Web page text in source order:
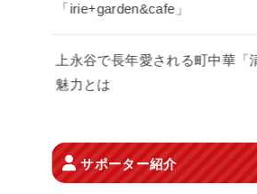
「irie+garden&cafe」
上永谷で長年愛される町中華「
魅力とは
サポーター紹介